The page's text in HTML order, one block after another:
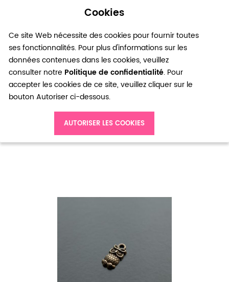
Cookies
Ce site Web nécessite des cookies pour fournir toutes
ses fonctionnalités. Pour plus d'informations sur les
données contenues dans les cookies, veuillez
consulter notre Politique de confidentialité. Pour
accepter les cookies de ce site, veuillez cliquer sur le
bouton Autoriser ci-dessous.
AUTORISER LES COOKIES
0
Breloque Mini Hibou Bronze vieilli x 14